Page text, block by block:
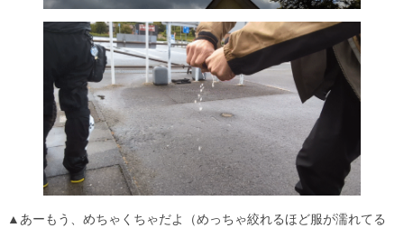
▲あーもう、めちゃくちゃだよ（めっちゃ絞れるほど服が濡れてる